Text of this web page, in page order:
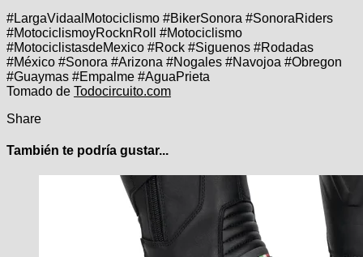
#LargaVidaalMotociclismo #BikerSonora #SonoraRiders
#MotociclismoyRocknRoll #Motociclismo
#MotociclistasdeMexico #Rock #Siguenos #Rodadas
#México #Sonora #Arizona #Nogales #Navojoa #Obregon
#Guaymas #Empalme #AguaPrieta
Tomado de Todocircuito.com
Share
También te podría gustar...